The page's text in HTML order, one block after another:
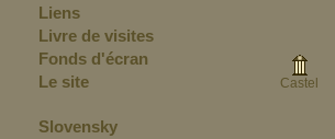
Castel
Liens
Livre de visites
Fonds d'écran
Le site
Slovensky